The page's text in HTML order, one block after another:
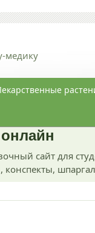
медику
сайт для